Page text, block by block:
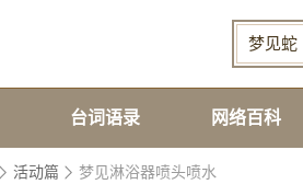
台词语录 网络百科
活动篇 梦见淋浴器喷头喷水